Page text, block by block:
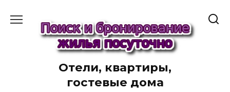
содержанию
Отели, квартиры,
гостевые дома